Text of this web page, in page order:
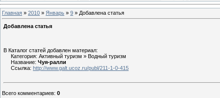
Главная » 2010 » Январь » 9 » Добавлена статья
Добавлена статья
В Каталог статей добавлен материал:
Категория: Активный туризм » Водный туризм
Название: Чуя-ралли
Ссылка: http://www.galt.ucoz.ru/publ/211-1-0-415
Всего комментариев: 0